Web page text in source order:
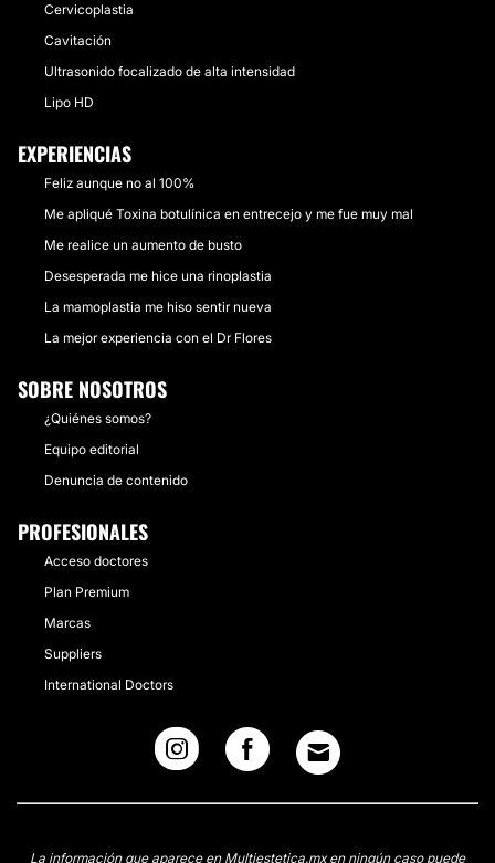
Cervicoplastia
Cavitación
Ultrasonido focalizado de alta intensidad
Lipo HD
EXPERIENCIAS
Feliz aunque no al 100%
Me apliqué Toxina botulínica en entrecejo y me fue muy mal
Me realice un aumento de busto
Desesperada me hice una rinoplastia
La mamoplastia me hiso sentir nueva
La mejor experiencia con el Dr Flores
SOBRE NOSOTROS
¿Quiénes somos?
Equipo editorial
Denuncia de contenido
PROFESIONALES
Acceso doctores
Plan Premium
Marcas
Suppliers
International Doctors
La información que aparece en Multiestetica.mx en ningún caso puede